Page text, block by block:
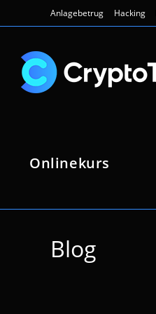
Inhalt
Anlagebetrug Hacking
Onlinekurs
Blog